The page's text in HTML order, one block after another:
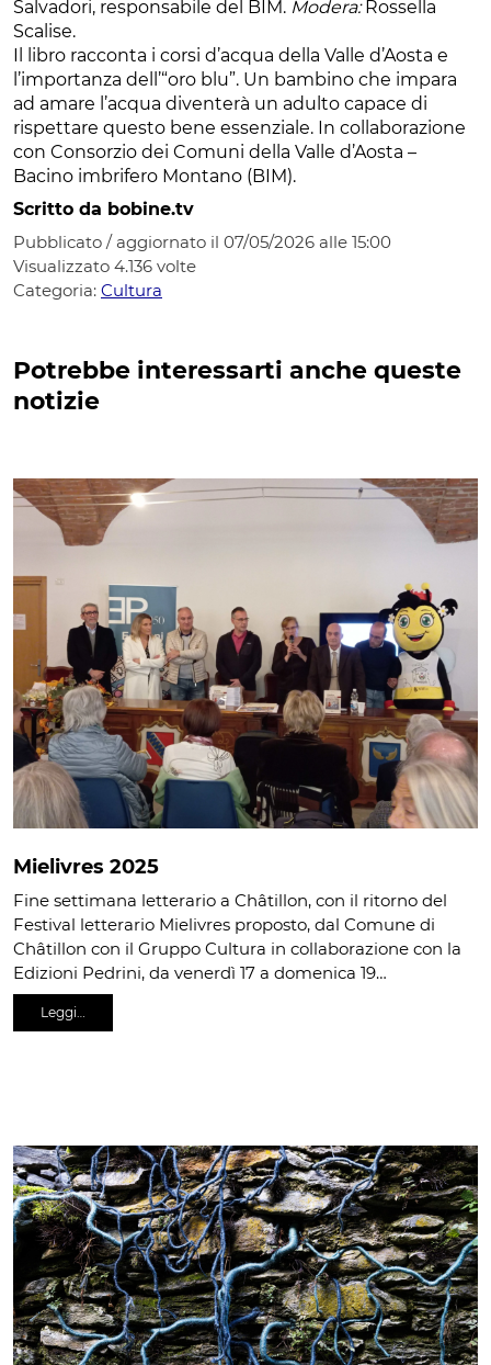
Salvadori, responsabile del BIM. Modera:Rossella
Scalise.
Il libro racconta i corsi d’acqua della Valle d’Aosta e
l’importanza dell’“oro blu”. Un bambino che impara
ad amare l’acqua diventerà un adulto capace di
rispettare questo bene essenziale. In collaborazione
con Consorzio dei Comuni della Valle d’Aosta –
Bacino imbrifero Montano (BIM).
Scritto da bobine.tv
Pubblicato / aggiornato il 07/05/2026 alle 15:00
Visualizzato 4.136 volte
Categoria: Cultura
Potrebbe interessarti anche queste
notizie
Mielivres 2025
Fine settimana letterario a Châtillon, con il ritorno del
Festival letterario Mielivres proposto, dal Comune di
Châtillon con il Gruppo Cultura in collaborazione con la
Edizioni Pedrini, da venerdì 17 a domenica 19…
Leggi…